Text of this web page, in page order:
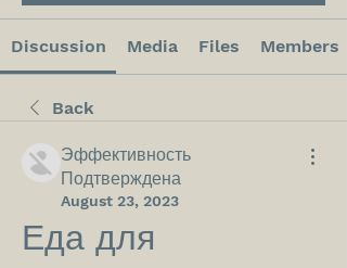
Discussion Media Files Members
Back
Эффективность
Подтверждена
August 23, 2023
Еда для